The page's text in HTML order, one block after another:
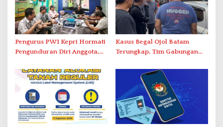
Pengurus PWI Kepri Hormati
Pengunduran Diri Anggota,
Administrasi ke Pusat
Kasus Begal Ojol Batam
Terungkap, Tim Gabungan
Simpang Dam